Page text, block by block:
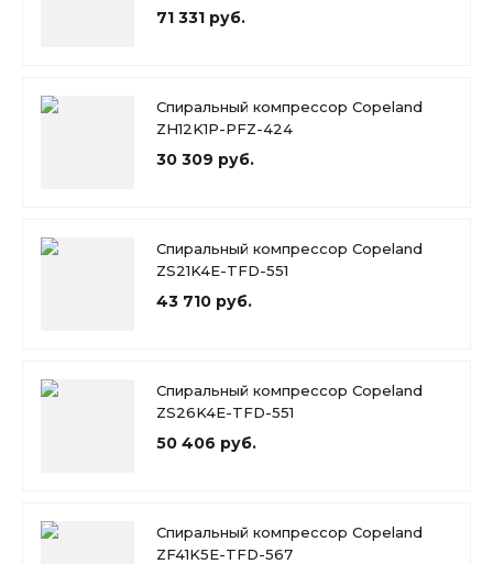
71 331 руб.
Спиральный компрессор Copeland
ZH12K1P-PFZ-424
30 309 руб.
Спиральный компрессор Copeland
ZS21K4E-TFD-551
43 710 руб.
Спиральный компрессор Copeland
ZS26K4E-TFD-551
50 406 руб.
Спиральный компрессор Copeland
ZF41K5E-TFD-567